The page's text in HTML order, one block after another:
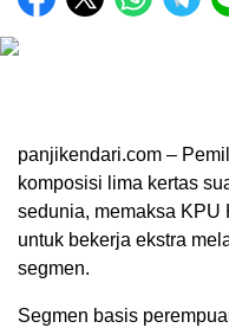
panjikendari.com –
komposisi lima kertas
sedunia, memaksa KPU
untuk bekerja ekstra
segmen.
Segmen basis